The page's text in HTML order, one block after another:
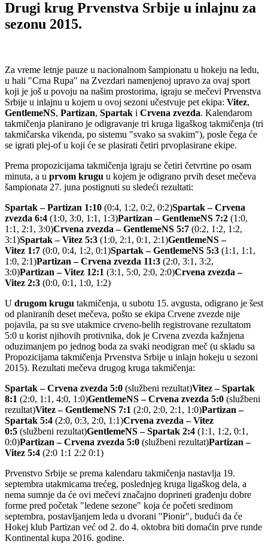
Drugi krug Prvenstva Srbije u inlajnu za
sezonu 2015.
Za vreme letnje pauze u nacionalnom šampionatu u hokeju na ledu,
u hali "Crna Rupa" na Zvezdari namenjenoj upravo za ovaj sport
koji je još u povoju na našim prostorima, igraju se mečevi Prvenstva
Srbije u inlajnu u kojem u ovoj sezoni učestvuje pet ekipa: Vitez,
GentlemeNS, Partizan, Spartak i Crvena zvezda. Kalendarom
takmičenja planirano je odigravanje tri kruga ligaškog takmičenja (tri
takmičarska vikenda, po sistemu "svako sa svakim"), posle čega će
se igrati plej-of u koji će se plasirati četiri prvoplasirane ekipe.
Prema propozicijama takmičenja igraju se četiri četvrtine po osam
minuta, a u prvom krugu u kojem je odigrano prvih deset mečeva
šampionata 27. juna postignuti su sledeći rezultati:
Spartak – Partizan 1:10 (0:4, 1:2, 0:2, 0:2)Spartak – Crvena
zvezda 6:4 (1:0, 3:0, 1:1, 1:3)Partizan – GentlemeNS 7:2 (1:0,
1:1, 2:1, 3:0)Crvena zvezda – GentlemeNS 5:7 (0:2, 1:2, 1:2,
3:1)Spartak – Vitez 5:3 (1:0, 2:1, 0:1, 2:1)GentlemeNS –
Vitez 1:7 (0:0, 0:4, 1:2, 0:1)Spartak – GentlemeNS 5:3 (1:1, 1:1,
1:0, 2:1)Partizan – Crvena zvezda 11:3 (2:0, 3:1, 3:2,
3:0)Partizan – Vitez 12:1 (3:1, 5:0, 2:0, 2:0)Crvena zvezda –
Vitez 2:3 (0:0, 0:1, 1:0, 1:2)
U drugom krugu takmičenja, u subotu 15. avgusta, odigrano je šest
od planiranih deset mečeva, pošto se ekipa Crvene zvezde nije
pojavila, pa su sve utakmice crveno-belih registrovane rezultatom
5:0 u korist njihovih protivnika, dok je Crvena zvezda kažnjena
oduzimanjem po jednog boda za svaki neodigran meč (u skladu sa
Propozicijama takmičenja Prvenstva Srbije u inlajn hokeju u sezoni
2015). Rezultati mečeva drugog kruga takmičenja:
Spartak – Crvena zvezda 5:0 (službeni rezultat)Vitez – Spartak
8:1 (2:0, 1:1, 4:0, 1:0)GentlemeNS –Crvena zvezda 5:0 (službeni
rezultat)Vitez – GentlemeNS 7:1 (2:0, 2:0, 2:1, 1:0)Partizan –
Spartak 5:4 (2:0, 0:3, 2:0, 1:1)Crvena zvezda – Vitez
0:5 (službeni rezultat)GentlemeNS – Spartak 2:4 (1:1, 1:2, 0:1,
0:0)Partizan – Crvena zvezda 5:0 (službeni rezultat)Partizan –
Vitez 5:4 (2:0 1:1 2:2 0:1)
Prvenstvo Srbije se prema kalendaru takmičenja nastavlja 19.
septembra utakmicama trećeg, poslednjeg kruga ligaškog dela, a
nema sumnje da će ovi mečevi značajno doprineti građenju dobre
forme pred početak "ledene sezone" koja će početi sredinom
septembra, postavljanjem leda u dvorani "Pionir", budući da će
Hokej klub Partizan već od 2. do 4. oktobra biti domaćin prve runde
Kontinental kupa 2016. godine.